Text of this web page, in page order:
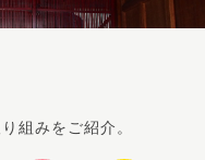
組みをご紹介。